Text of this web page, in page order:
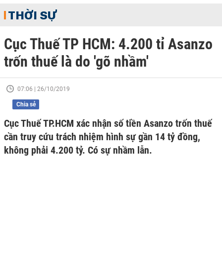
THỜI SỰ
Cục Thuế TP HCM: 4.200 tỉ Asanzo
trốn thuế là do 'gõ nhầm'
07:06 | 26/10/2019
Chia sẻ
Cục Thuế TP.HCM xác nhận số tiền Asanzo trốn thuế
cần truy cứu trách nhiệm hình sự gần 14 tỷ đồng,
không phải 4.200 tỷ. Có sự nhầm lẫn.